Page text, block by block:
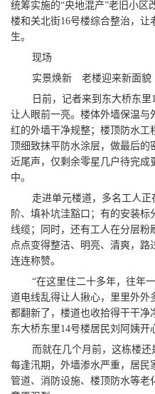
统筹实施的“央地混产”老旧小区
楼和关北街16号楼综合整治，
生。
现场
实景焕新 老楼迎来新面貌
日前，记者来到东大桥东里
让人眼前一亮。楼体外墙保温与
红的外墙干净规整；楼顶防水工
顶细致抹平防水涂层，做最后
近尾声，仅剩余零星几户待完成
中。
走进单元楼道，多名工人正
阶、填补坑洼豁口；有的安装
线缆；同时，还有工人在分层粉
点点变得整洁、明亮、清爽，路
连连称赞。
“在这里住二十多年，往年
道电线乱得让人揪心，里里外外
都翻新了，楼道也收拾得干干净
东大桥东里14号楼居民刘阿姨开
而就在几个月前，这栋楼还
每逢汛期，外墙渗水严重，居民
管道、消防设施、楼顶防水等老